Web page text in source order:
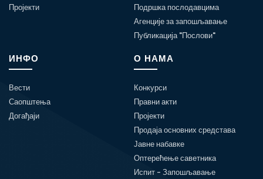
Пројекти
Подршка послодавцима
Агенције за запошљавање
Публикација "Послови"
ИНФО
Вести
Саопштења
Догађаји
О НАМА
Конкурси
Правни акти
Пројекти
Продаја основних средстава
Јавне набавке
Оптерећење саветника
Испит - Запошљавање